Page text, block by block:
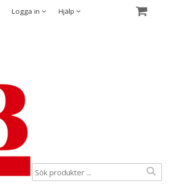
Logga in Hjälp
Säkerhet & Cookies